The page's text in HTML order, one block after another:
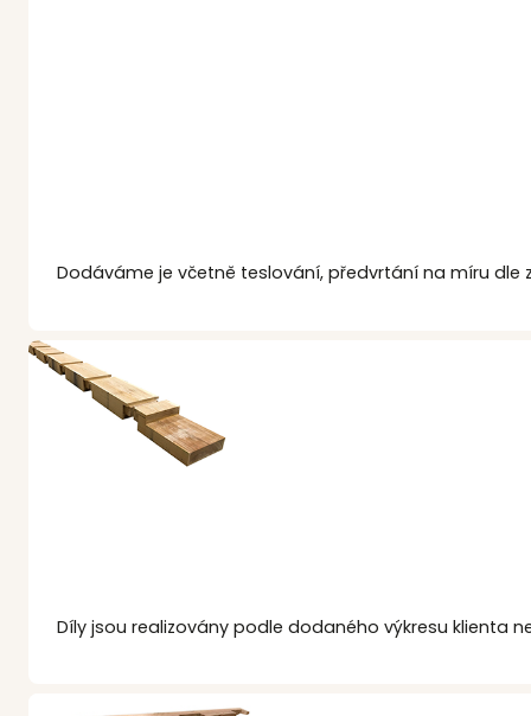
Dodáváme je včetně teslování, předvrtání na míru dle
Díly jsou realizovány podle dodaného výkresu klienta